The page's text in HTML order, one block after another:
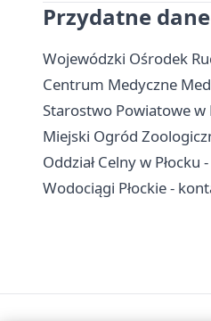
Przydatne
Wojewódzki Ośrodek
Centrum Medyczne
Starostwo Powiatowe w
Miejski Ogród
Oddział Celny w
Wodociągi Płockie -